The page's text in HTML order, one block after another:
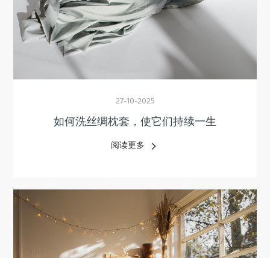
27-10-2025
如何洗丝绸枕套，使它们持续一生
阅读更多